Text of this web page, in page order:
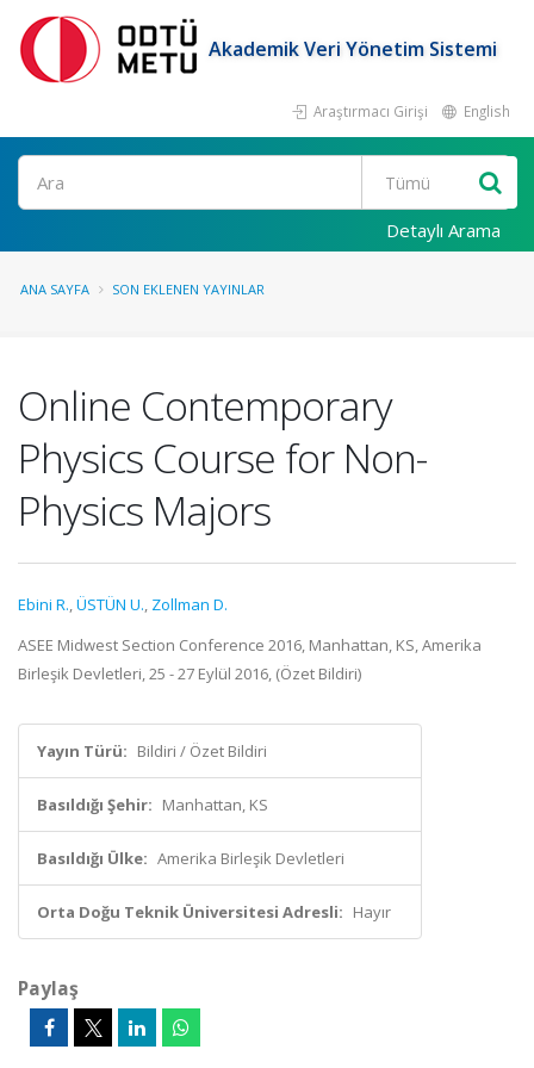
Akademik Veri Yönetim Sistemi
Araştırmacı Girişi English
Ara
Detaylı Arama
ANA SAYFA SON EKLENEN YAYINLAR
Online Contemporary
Physics Course for Non-
Physics Majors
Ebini R.,ÜSTÜN U., Zollman D.
ASEE Midwest Section Conference 2016, Manhattan, KS, Amerika
Birleşik Devletleri, 25 - 27 Eylül 2016, (Özet Bildiri)
Yayın Türü: Bildiri / Özet Bildiri
Basıldığı Şehir: Manhattan, KS
Basıldığı Ülke: Amerika Birleşik Devletleri
Orta Doğu Teknik Üniversitesi Adresli: Hayır
Paylaş